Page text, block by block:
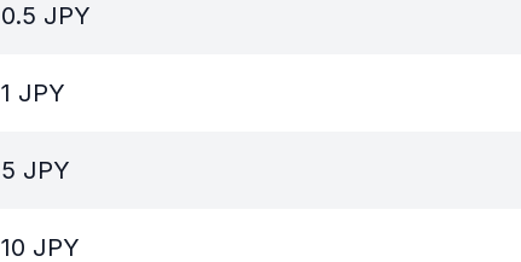
0.5 JPY
1 JPY
5 JPY
10 JPY